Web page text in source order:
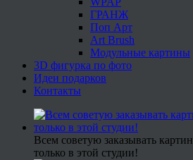
ГРАНЖ
Поп Арт
Art Brush
Модульные картины
3D фигурка по фото
Идеи подарков
Контакты
Всем советую заказывать
только в этой студии!